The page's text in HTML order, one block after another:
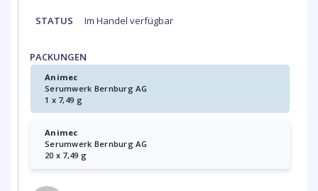
STATUS Im Handel verfügbar
PACKUNGEN
Animec
Serumwerk Bernburg AG
1 x 7,49 g
Animec
Serumwerk Bernburg AG
20 x 7,49 g